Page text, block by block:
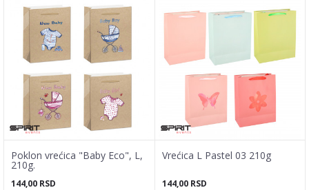
Poklon vrećica "Baby Eco", L,
210g.
144,00 RSD
Vrećica L Pastel 03 210g
144,00 RSD